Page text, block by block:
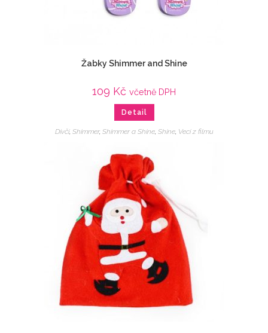
Žabky Shimmer and Shine
109 Kč včetně DPH
Detail
Dívčí, Shimmer, Shimmer a Shine, Shine, Veci z filmu